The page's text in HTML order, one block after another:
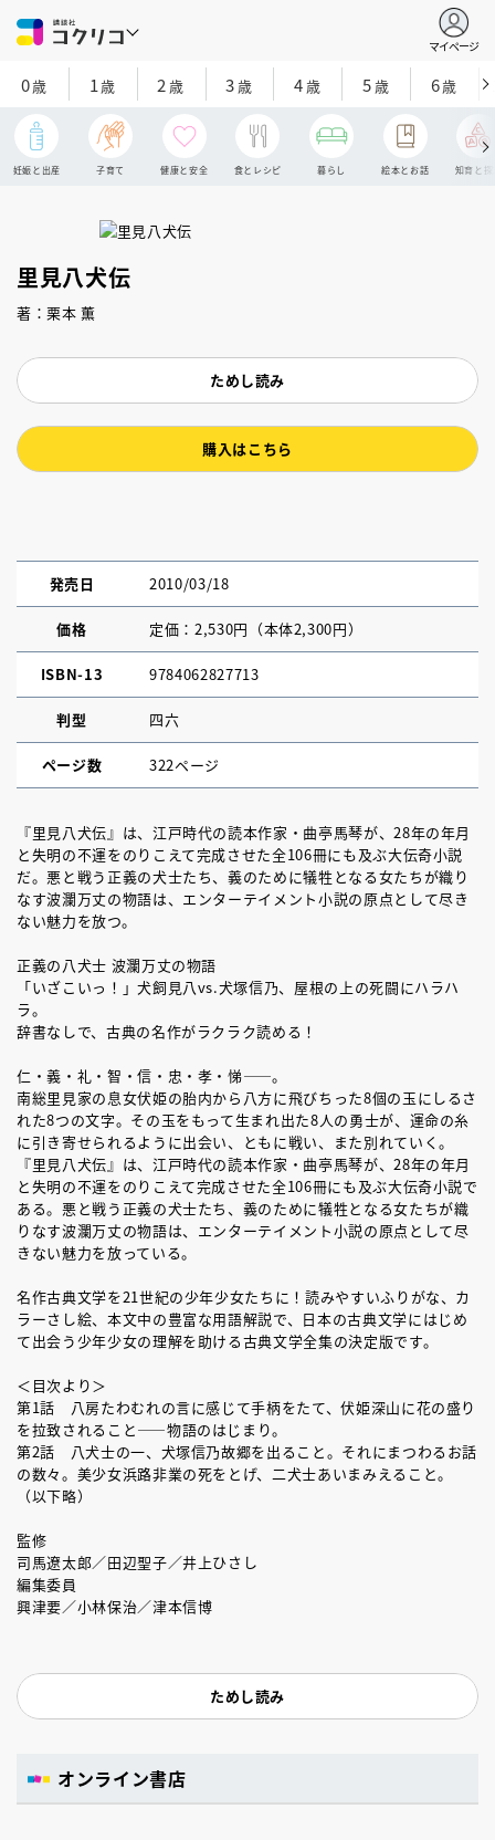
マイページ
0歳 1歳 2 歳 3歳 4歳 5歳 6歳
妊娠と出産 子育て 健康と安全 食とレシピ 暮らし 絵本とお話 知育と探
里見八犬伝
著：栗本 薫
ためし読み
購入はこちら
発売日 2010/03/18
価格 定価：2,530円（本体2,300円）
ISBN-13 9784062827713
判型 四六
ページ数 322ページ
『里見八犬伝』は、江戸時代の読本作家・曲亭馬琴が、28年の年月
と失明の不運をのりこえて完成させた全106冊にも及ぶ大伝奇小説
だ。悪と戦う正義の犬士たち、義のために犠牲となる女たちが織り
なす波瀾万丈の物語は、エンターテイメント小説の原点として尽き
ない魅力を放つ。
正義の八犬士 波瀾万丈の物語
「いざこいっ！」犬飼見八vs.犬塚信乃、屋根の上の死闘にハラハ
ラ。
辞書なしで、古典の名作がラクラク読める！
仁・義・礼・智・信・忠・孝・悌――。
南総里見家の息女伏姫の胎内から八方に飛びちった8個の玉にしるさ
れた8つの文字。その玉をもって生まれ出た8人の勇士が、運命の糸
に引き寄せられるように出会い、ともに戦い、また別れていく。
『里見八犬伝』は、江戸時代の読本作家・曲亭馬琴が、28年の年月
と失明の不運をのりこえて完成させた全106冊にも及ぶ大伝奇小説で
ある。悪と戦う正義の犬士たち、義のために犠牲となる女たちが織
りなす波瀾万丈の物語は、エンターテイメント小説の原点として尽
きない魅力を放っている。
名作古典文学を21世紀の少年少女たちに！読みやすいふりがな、カ
ラーさし絵、本文中の豊富な用語解説で、日本の古典文学にはじめ
て出会う少年少女の理解を助ける古典文学全集の決定版です。
＜目次より＞
第1話 八房たわむれの言に感じて手柄をたて、伏姫深山に花の盛り
を拉致されること――物語のはじまり。
第2話 八犬士の一、犬塚信乃故郷を出ること。それにまつわるお話
の数々。美少女浜路非業の死をとげ、二犬士あいまみえること。
（以下略）
監修
司馬遼太郎／田辺聖子／井上ひさし
編集委員
興津要／小林保治／津本信博
ためし読み
オンライン書店